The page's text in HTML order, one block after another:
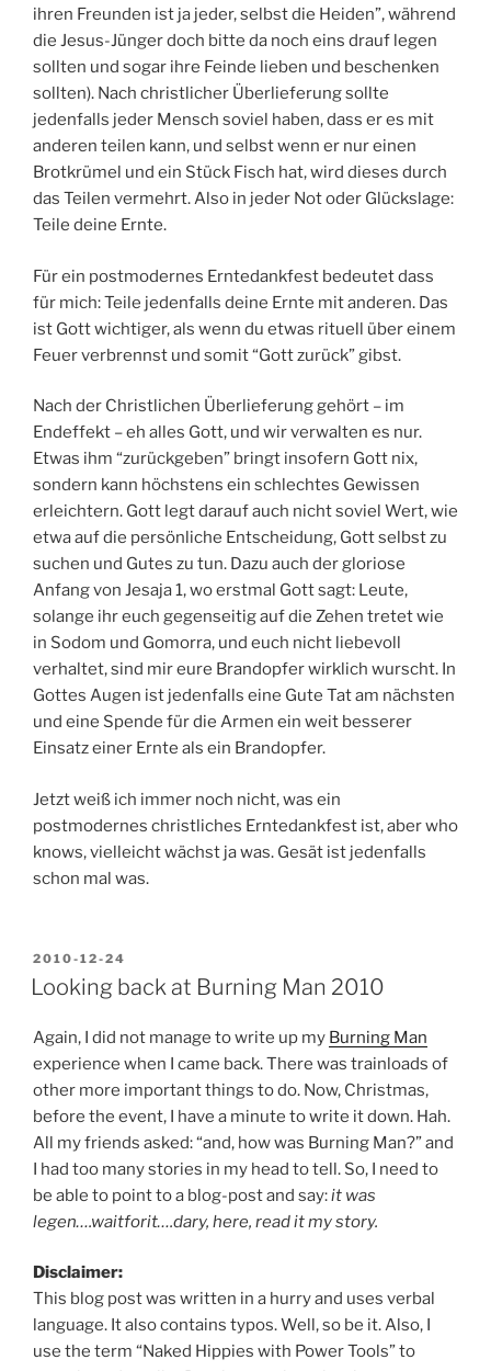
ihren Freunden ist ja jeder, selbst die Heiden”, während
die Jesus-Jünger doch bitte da noch eins drauf legen
sollten und sogar ihre Feinde lieben und beschenken
sollten). Nach christlicher Überlieferung sollte
jedenfalls jeder Mensch soviel haben, dass er es mit
anderen teilen kann, und selbst wenn er nur einen
Brotkrümel und ein Stück Fisch hat, wird dieses durch
das Teilen vermehrt. Also in jeder Not oder Glückslage:
Teile deine Ernte.
Für ein postmodernes Erntedankfest bedeutet dass
für mich: Teile jedenfalls deine Ernte mit anderen. Das
ist Gott wichtiger, als wenn du etwas rituell über einem
Feuer verbrennst und somit “Gott zurück” gibst.
Nach der Christlichen Überlieferung gehört – im
Endeffekt – eh alles Gott, und wir verwalten es nur.
Etwas ihm “zurückgeben” bringt insofern Gott nix,
sondern kann höchstens ein schlechtes Gewissen
erleichtern. Gott legt darauf auch nicht soviel Wert, wie
etwa auf die persönliche Entscheidung, Gott selbst zu
suchen und Gutes zu tun. Dazu auch der gloriose
Anfang von Jesaja 1, wo erstmal Gott sagt: Leute,
solange ihr euch gegenseitig auf die Zehen tretet wie
in Sodom und Gomorra, und euch nicht liebevoll
verhaltet, sind mir eure Brandopfer wirklich wurscht. In
Gottes Augen ist jedenfalls eine Gute Tat am nächsten
und eine Spende für die Armen ein weit besserer
Einsatz einer Ernte als ein Brandopfer.
Jetzt weiß ich immer noch nicht, was ein
postmodernes christliches Erntedankfest ist, aber who
knows, vielleicht wächst ja was. Gesät ist jedenfalls
schon mal was.
POSTED
ON
2010-12-24
Looking back at Burning Man 2010
Again, I did not manage to write up my Burning Man
experience when I came back. There was trainloads of
other more important things to do. Now, Christmas,
before the event, I have a minute to write it down. Hah.
All my friends asked: “and, how was Burning Man?” and
I had too many stories in my head to tell. So, I need to
be able to point to a blog-post and say:it was
legen….waitforit….dary, here, read it my story.
Disclaimer:
This blog post was written in a hurry and uses verbal
language. It also contains typos. Well, so be it. Also, I
use the term “Naked Hippies with Power Tools” to